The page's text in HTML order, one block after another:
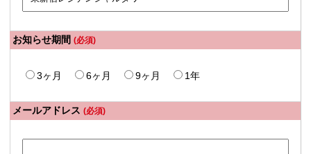
お知らせ期間 (必須)
3ヶ月 6ヶ月 9ヶ月 1年
メールアドレス (必須)